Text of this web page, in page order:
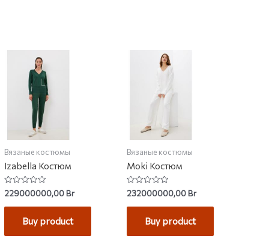
Вязаные костюмы
Izabella Костюм
Rated
0
out
229000000,00Br
Buy product
Вязаные костюмы
Moki Костюм
Rated
0
out
232000000,00Br
Buy product